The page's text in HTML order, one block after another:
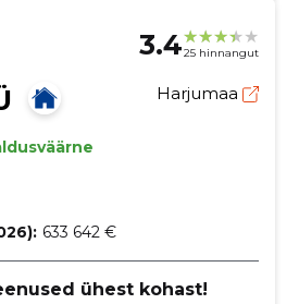
3.425 hinnangut
Harjumaa
633 642 €
ühest kohast!